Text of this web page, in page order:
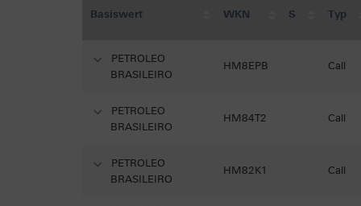
Basiswert WKN S Typ
PETROLEO
BRASILEIRO
HM8EPB Call
PETROLEO
BRASILEIRO
HM84T2 Call
PETROLEO
BRASILEIRO
HM82K1 Call